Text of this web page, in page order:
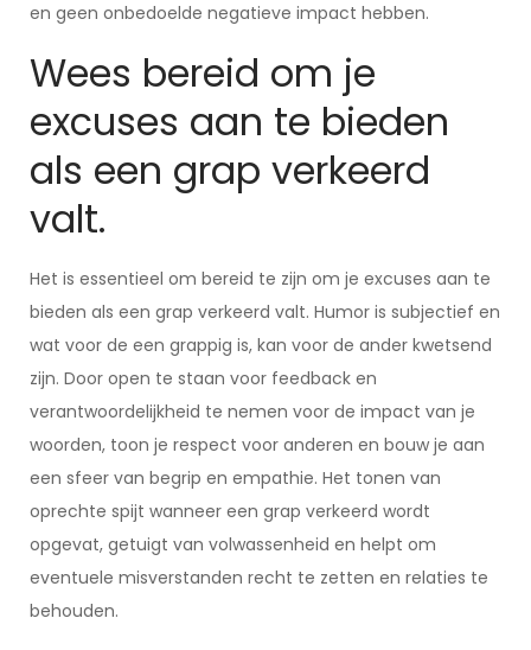
en geen onbedoelde negatieve impact hebben.
Wees bereid om je
excuses aan te bieden
als een grap verkeerd
valt.
Het is essentieel om bereid te zijn om je excuses aan te
bieden als een grap verkeerd valt. Humor is subjectief en
wat voor de een grappig is, kan voor de ander kwetsend
zijn. Door open te staan voor feedback en
verantwoordelijkheid te nemen voor de impact van je
woorden, toon je respect voor anderen en bouw je aan
een sfeer van begrip en empathie. Het tonen van
oprechte spijt wanneer een grap verkeerd wordt
opgevat, getuigt van volwassenheid en helpt om
eventuele misverstanden recht te zetten en relaties te
behouden.